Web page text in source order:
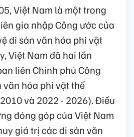
Việt Nam là một trong
gia nhập Công ước của
di sản văn hóa phi vật
Việt Nam đã hai lần
liên Chính phủ Công
văn hóa phi vật thể
và 2022 - 2026). Điều
đóng góp của Việt Nam
giá trị các di sản văn